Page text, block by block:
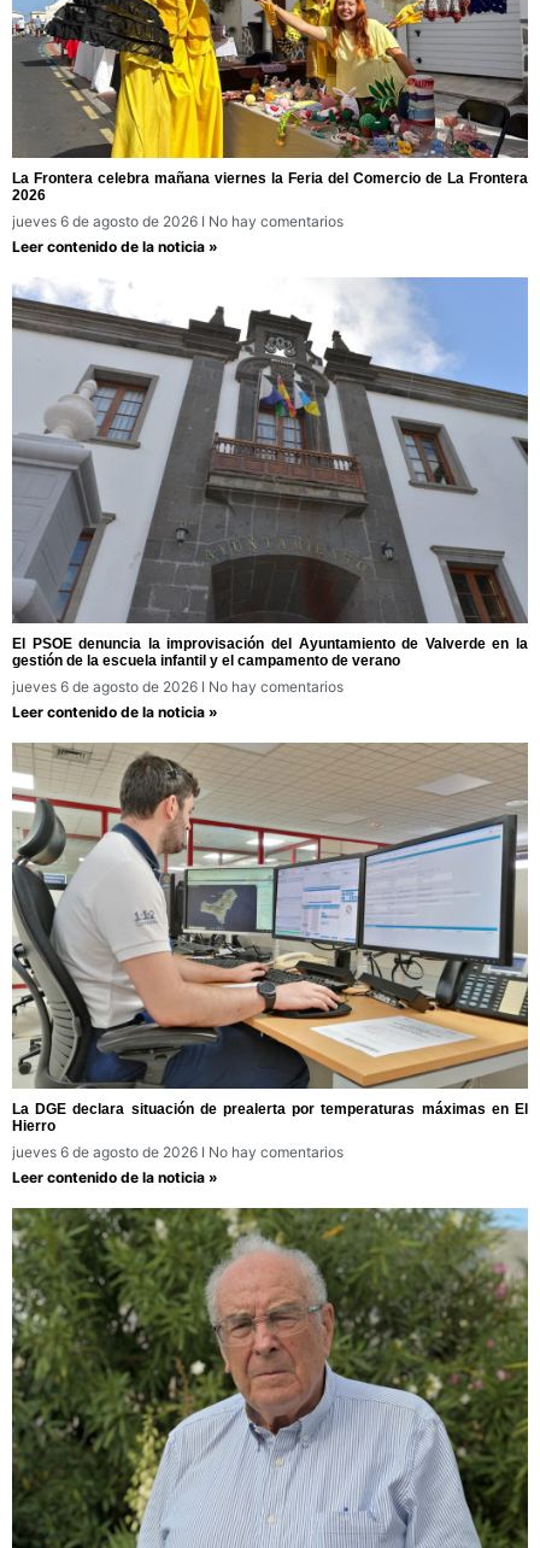
La Frontera celebra mañana viernes la Feria del Comercio de La Frontera
2026
jueves 6 de agosto de 2026
No hay comentarios
Leer contenido de la noticia »
El PSOE denuncia la improvisación del Ayuntamiento de Valverde en la
gestión de la escuela infantil y el campamento de verano
jueves 6 de agosto de 2026
No hay comentarios
Leer contenido de la noticia »
La DGE declara situación de prealerta por temperaturas máximas en El
Hierro
jueves 6 de agosto de 2026
No hay comentarios
Leer contenido de la noticia »